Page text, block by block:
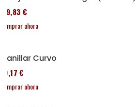
119,83 €
Comprar ahora
Manillar Curvo
80,17 €
Comprar ahora